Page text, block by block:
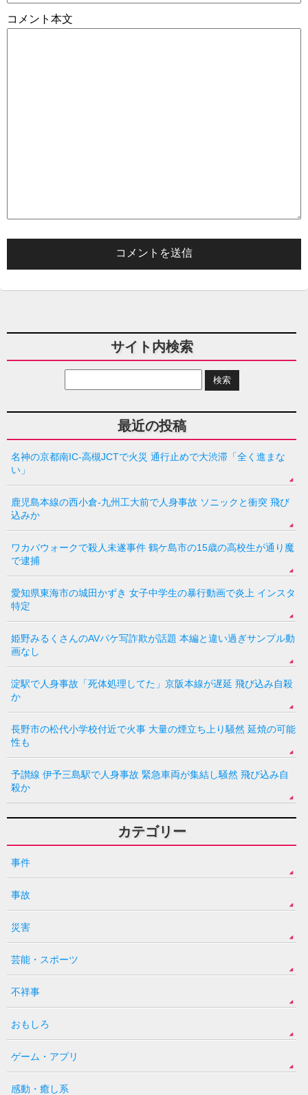
コメント本文
サイト内検索
最近の投稿
名神の京都南IC-高槻JCTで火災 通行止めで大渋滞「全く進まな
い」
鹿児島本線の西小倉-九州工大前で人身事故 ソニックと衝突 飛び
込みか
ワカバウォークで殺人未遂事件 鶴ケ島市の15歳の高校生が通り魔
で逮捕
愛知県東海市の城田かずき 女子中学生の暴行動画で炎上 インスタ
特定
姫野みるくさんのAVパケ写詐欺が話題 本編と違い過ぎサンプル動
画なし
淀駅で人身事故「死体処理してた」京阪本線が遅延 飛び込み自殺
か
長野市の松代小学校付近で火事 大量の煙立ち上り騒然 延焼の可能
性も
予讃線 伊予三島駅で人身事故 緊急車両が集結し騒然 飛び込み自
殺か
カテゴリー
事件
事故
災害
芸能・スポーツ
不祥事
おもしろ
ゲーム・アプリ
感動・癒し系